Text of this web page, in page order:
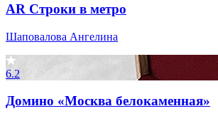
AR Строки в метро
Шаповалова Ангелина
6.2
Домино «Москва белокаменная»